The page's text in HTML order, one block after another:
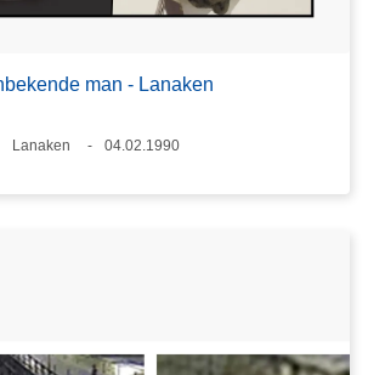
man - Lanaken
Plaats
Lanaken
04.02.1990